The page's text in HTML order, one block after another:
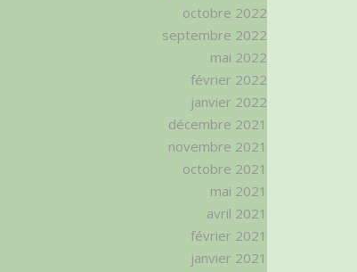
octobre 2022
septembre 2022
mai 2022
février 2022
janvier 2022
décembre 2021
novembre 2021
octobre 2021
mai 2021
avril 2021
février 2021
janvier 2021